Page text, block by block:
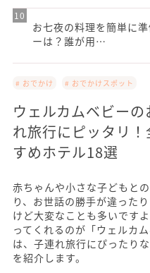
お七夜の料理を簡単に
ーは？誰が用…
# おでかけ # おでかけスポット
ウェルカムベビー
れ旅行にピッタリ
すめホテル18選
赤ちゃんや小さな子どもと
り、お世話の勝手が違った
けど大変なことも多いです
ってくれるのが「ウェルカ
は、子連れ旅行にぴったり
を紹介します。